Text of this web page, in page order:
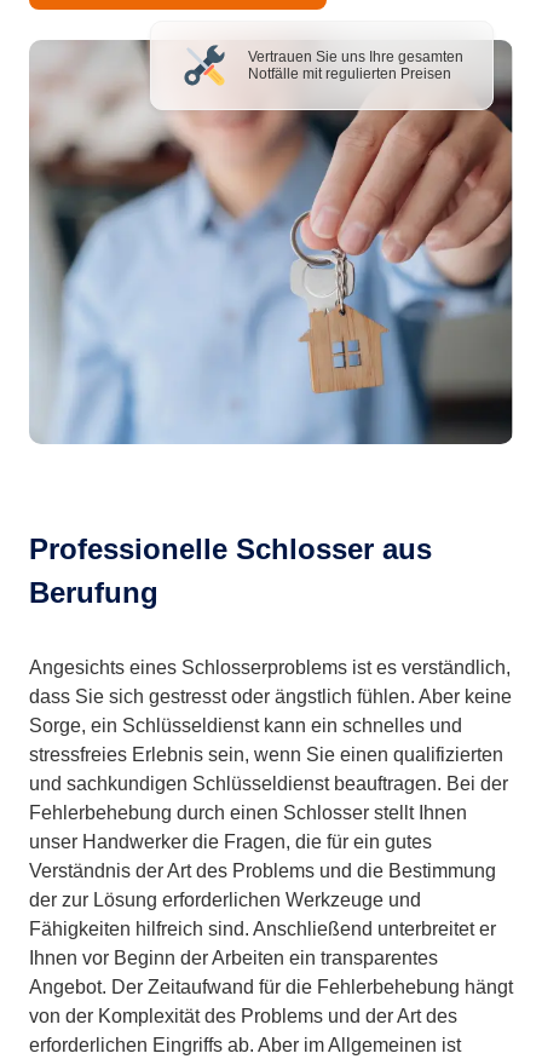
Vertrauen Sie uns Ihre gesamten
Notfälle mit regulierten Preisen
Professionelle Schlosser aus
Berufung
Angesichts eines Schlosserproblems ist es verständlich,
dass Sie sich gestresst oder ängstlich fühlen. Aber keine
Sorge, ein Schlüsseldienst kann ein schnelles und
stressfreies Erlebnis sein, wenn Sie einen qualifizierten
und sachkundigen Schlüsseldienst beauftragen. Bei der
Fehlerbehebung durch einen Schlosser stellt Ihnen
unser Handwerker die Fragen, die für ein gutes
Verständnis der Art des Problems und die Bestimmung
der zur Lösung erforderlichen Werkzeuge und
Fähigkeiten hilfreich sind. Anschließend unterbreitet er
Ihnen vor Beginn der Arbeiten ein transparentes
Angebot. Der Zeitaufwand für die Fehlerbehebung hängt
von der Komplexität des Problems und der Art des
erforderlichen Eingriffs ab. Aber im Allgemeinen ist